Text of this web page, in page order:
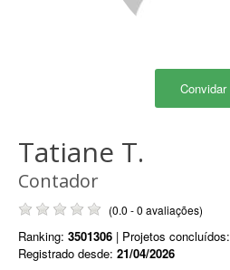
Convidar
Tatiane T.
Contador
(0.0 - 0 avaliações)
Ranking: 3501306 | Projetos concluídos:
Registrado desde: 21/04/2026